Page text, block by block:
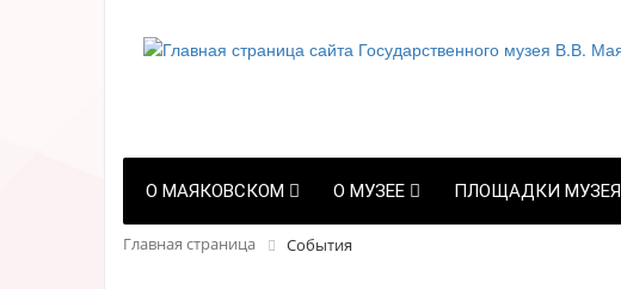
О МАЯКОВСКОМ О МУЗЕЕ ПЛОЩАДКИ МУЗЕЯ
Главная страница События